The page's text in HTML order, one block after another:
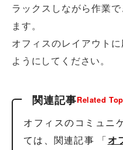
ラックスしながら作業
ます。
オフィスのレイアウト
ようにしてください。
関連記事Related
オフィスのコミュニ
ては、関連記事 「 オ